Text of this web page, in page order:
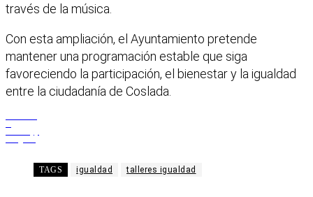
través de la música.
Con esta ampliación, el Ayuntamiento pretende
mantener una programación estable que siga
favoreciendo la participación, el bienestar y la igualdad
entre la ciudadanía de Coslada.
TAGS igualdad talleres igualdad